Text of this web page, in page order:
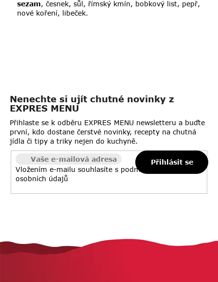
sezam, česnek, sůl, římský kmín, bobkový list, pepř,
nové koření, libeček.
Nenechte si ujít chutné novinky z
EXPRES MENU
Přihlaste se k odběru EXPRES MENU newsletteru a buďte
první, kdo dostane čerstvé novinky, recepty na chutná
jídla či tipy a triky nejen do kuchyně.
Vložením e-mailu souhlasíte s podmínkami ochrany
osobních údajů
Přihlásit se
Z
á